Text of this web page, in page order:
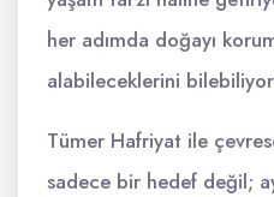
her adımda doğayı
alabileceklerini
Tümer Hafriyat ile
sadece bir hedef değil;